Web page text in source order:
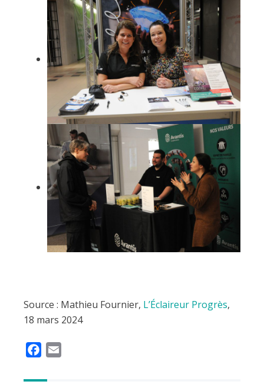
Source : Mathieu Fournier, L’Éclaireur Progrès,
18 mars 2024
c